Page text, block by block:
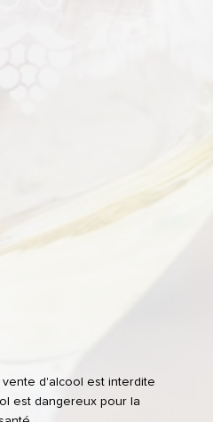
d'alcool est interdite
est dangereux pour la